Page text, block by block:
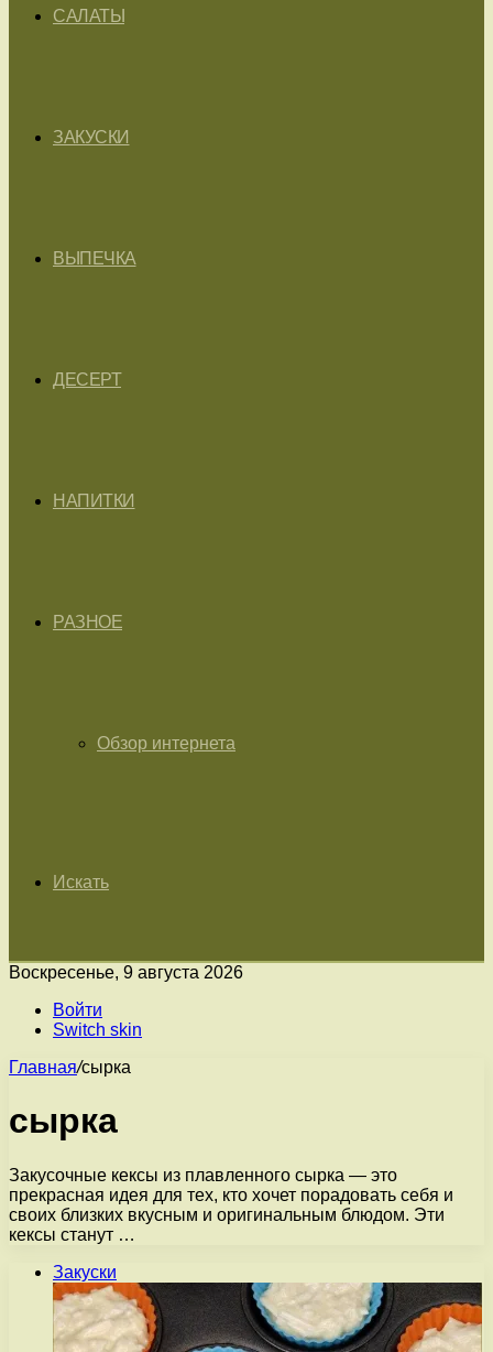
САЛАТЫ
ЗАКУСКИ
ВЫПЕЧКА
ДЕСЕРТ
НАПИТКИ
РАЗНОЕ
Обзор интернета
Искать
Воскресенье, 9 августа 2026
Войти
Switch skin
Главная/сырка
сырка
Закусочные кексы из плавленного сырка — это
прекрасная идея для тех, кто хочет порадовать себя и
своих близких вкусным и оригинальным блюдом. Эти
кексы станут …
Закуски